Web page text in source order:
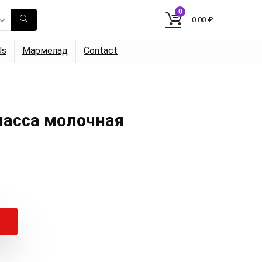
0
0.00 ₽
Мармелад Contact
молочная